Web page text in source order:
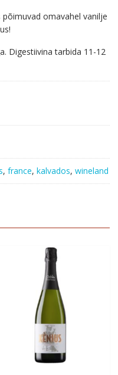
omavahel vanilje
Digestiivina tarbida 11-12
, france, kalvados, wineland